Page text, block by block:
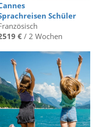
Schüler
€/ 2 Wochen